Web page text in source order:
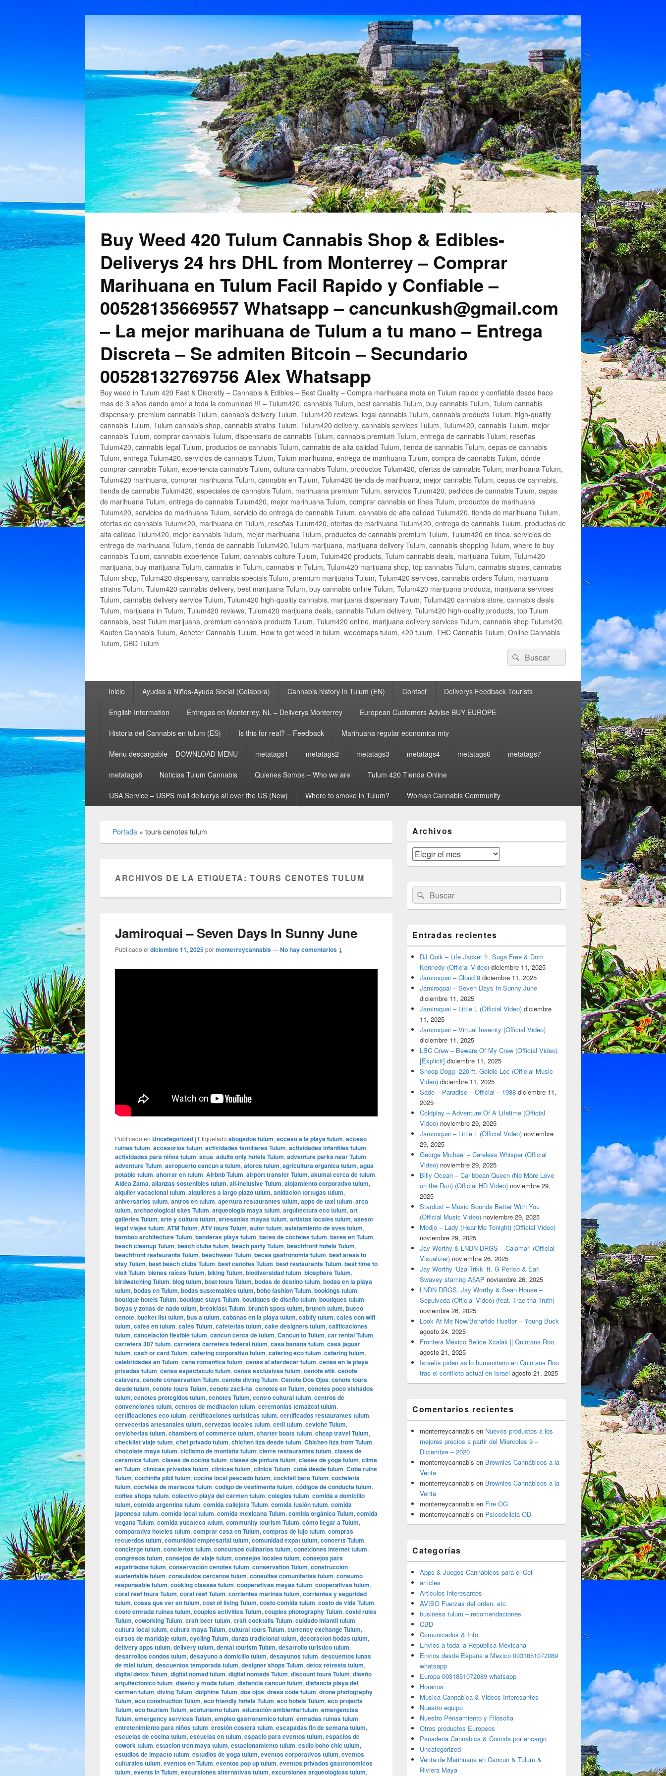
Buy Weed 420 Tulum Cannabis Shop & Edibles-
Deliverys 24 hrs DHL from Monterrey – Comprar
Marihuana en Tulum Facil Rapido y Confiable –
00528135669557 Whatsapp – cancunkush@gmail.com
– La mejor marihuana de Tulum a tu mano – Entrega
Discreta – Se admiten Bitcoin – Secundario
00528132769756 Alex Whatsapp
Buy weed in Tulum 420 Fast & Discretly – Cannabis & Edibles – Best Quality – Compra marihuana mota en Tulum rapido y confiable desde hace
mas de 3 años dando amor a toda la comunidad !!! – Tulum420, cannabis Tulum, best cannabis Tulum, buy cannabis Tulum, Tulum cannabis
dispensary, premium cannabis Tulum, cannabis delivery Tulum, Tulum420 reviews, legal cannabis Tulum, cannabis products Tulum, high-quality
cannabis Tulum, Tulum cannabis shop, cannabis strains Tulum, Tulum420 delivery, cannabis services Tulum, Tulum420, cannabis Tulum, mejor
cannabis Tulum, comprar cannabis Tulum, dispensario de cannabis Tulum, cannabis premium Tulum, entrega de cannabis Tulum, reseñas
Tulum420, cannabis legal Tulum, productos de cannabis Tulum, cannabis de alta calidad Tulum, tienda de cannabis Tulum, cepas de cannabis
Tulum, entrega Tulum420, servicios de cannabis Tulum, Tulum marihuana, entrega de marihuana Tulum, compra de cannabis Tulum, dónde
comprar cannabis Tulum, experiencia cannabis Tulum, cultura cannabis Tulum, productos Tulum420, ofertas de cannabis Tulum, marihuana Tulum,
Tulum420 marihuana, comprar marihuana Tulum, cannabis en Tulum, Tulum420 tienda de marihuana, mejor cannabis Tulum, cepas de cannabis,
tienda de cannabis Tulum420, especiales de cannabis Tulum, marihuana premium Tulum, servicios Tulum420, pedidos de cannabis Tulum, cepas
de marihuana Tulum, entrega de cannabis Tulum420, mejor marihuana Tulum, comprar cannabis en línea Tulum, productos de marihuana
Tulum420, servicios de marihuana Tulum, servicio de entrega de cannabis Tulum, cannabis de alta calidad Tulum420, tienda de marihuana Tulum,
ofertas de cannabis Tulum420, marihuana en Tulum, reseñas Tulum420, ofertas de marihuana Tulum420, entrega de cannabis Tulum, productos de
alta calidad Tulum420, mejor cannabis Tulum, mejor marihuana Tulum, productos de cannabis premium Tulum, Tulum420 en línea, servicios de
entrega de marihuana Tulum, tienda de cannabis Tulum420,Tulum marijuana, marijuana delivery Tulum, cannabis shopping Tulum, where to buy
cannabis Tulum, cannabis experience Tulum, cannabis culture Tulum, Tulum420 products, Tulum cannabis deals, marijuana Tulum, Tulum420
marijuana, buy marijuana Tulum, cannabis in Tulum, cannabis in Tulum, Tulum420 marijuana shop, top cannabis Tulum, cannabis strains, cannabis
Tulum shop, Tulum420 dispensary, cannabis specials Tulum, premium marijuana Tulum, Tulum420 services, cannabis orders Tulum, marijuana
strains Tulum, Tulum420 cannabis delivery, best marijuana Tulum, buy cannabis online Tulum, Tulum420 marijuana products, marijuana services
Tulum, cannabis delivery service Tulum, Tulum420 high-quality cannabis, marijuana dispensary Tulum, Tulum420 cannabis store, cannabis deals
Tulum, marijuana in Tulum, Tulum420 reviews, Tulum420 marijuana deals, cannabis Tulum delivery, Tulum420 high-quality products, top Tulum
cannabis, best Tulum marijuana, premium cannabis products Tulum, Tulum420 online, marijuana delivery services Tulum, cannabis shop Tulum420,
Kaufen Cannabis Tulum, Acheter Cannabis Tulum, How to get weed in tulum, weedmaps tulum, 420 tulum, THC Cannabis Tulum, Online Cannabis
Tulum, CBD Tulum
Buscar
por:
Buscar
principalInicio Ayudas a Niños-Ayuda Social (Colabora) Cannabis history in Tulum (EN) Contact Deliverys Feedback Tourists
English Information Entregas en Monterrey, NL – Deliverys Monterrey European Customers Advise BUY EUROPE
Historia del Cannabis en tulum (ES) Is this for real? – Feedback Marihuana regular economica mty
Menu descargable – DOWNLOAD MENU metatags1 metatags2 metatags3 metatags4 metatags6 metatags7
metatags8 Noticias Tulum Cannabis Quienes Somos – Who we are Tulum 420 Tienda Online
USA Service – USPS mail deliverys all over the US (New) Where to smoke in Tulum? Woman Cannabis Community
Portada » tours cenotes tulum
ARCHIVOS DE LA ETIQUETA:TOURS CENOTES TULUM
Jamiroquai – Seven Days In Sunny June
Publicado el diciembre 11, 2025pormonterreycannabis—No hay comentarios ↓
Publicado en Uncategorized | Etiquetado abogados tulum, acceso a la playa tulum, acceso
ruinas tulum, accesorios tulum, actividades familiares Tulum, actividades infantiles tulum,
actividades para niños tulum, acua, adults only hotels Tulum, adventure parks near Tulum,
adventure Tulum, aeropuerto cancun a tulum, aforos tulum, agricultura organica tulum, agua
potable tulum, ahorrar en tulum, Airbnb Tulum, airport transfer Tulum, akumal cerca de tulum,
Aldea Zama, alianzas sostenibles tulum, all-inclusive Tulum, alojamiento corporativo tulum,
alquiler vacacional tulum, alquileres a largo plazo tulum, anidacion tortugas tulum,
aniversarios tulum, antros en tulum, apertura restaurantes tulum, apps de taxi tulum, arca
tulum, archaeological sites Tulum, arqueologia maya tulum, arquitectura eco tulum, art
galleries Tulum, arte y cultura tulum, artesanias mayas tulum, artistas locales tulum, asesor
legal viajes tulum, ATM Tulum, ATV tours Tulum, autor tulum, avistamiento de aves tulum,
bamboo architecture Tulum, banderas playa tulum, bares de cocteles tulum, bares en Tulum,
beach cleanup Tulum, beach clubs tulum, beach party Tulum, beachfront hotels Tulum,
beachfront restaurants Tulum, beachwear Tulum, becas gastronomia tulum, best areas to
stay Tulum, best beach clubs Tulum, best cenotes Tulum, best restaurants Tulum, best time to
visit Tulum, bienes raíces Tulum, biking Tulum, biodiversidad tulum, biosphere Tulum,
birdwatching Tulum, blog tulum, boat tours Tulum, bodas de destino tulum, bodas en la playa
tulum, bodas en Tulum, bodas sustentables tulum, boho fashion Tulum, bookings tulum,
boutique hotels Tulum, boutique stays Tulum, boutiques de diseño tulum, boutiques tulum,
boyas y zonas de nado tulum, breakfast Tulum, brunch spots tulum, brunch tulum, buceo
cenote, bucket list tulum, bus a tulum, cabanas en la playa tulum, cabify tulum, cafes con wifi
tulum, cafes en tulum, cafes Tulum, cafeterias tulum, cake designers tulum, calificaciones
tulum, cancelacion flexible tulum, cancun cerca de tulum, Cancun to Tulum, car rental Tulum,
carretera 307 tulum, carretera carretera federal tulum, casa banana tulum, casa jaguar
tulum, cash or card Tulum, catering corporativo tulum, catering eco tulum, catering tulum,
celebridades en Tulum, cena romantica tulum, cenas al atardecer tulum, cenas en la playa
privadas tulum, cenas espectaculo tulum, cenas exclusivas tulum, cenote atik, cenote
calavera, cenote conservation Tulum, cenote diving Tulum, Cenote Dos Ojos, cenote tours
desde tulum, cenote tours Tulum, cenote zacil-ha, cenotes en Tulum, cenotes poco visitados
tulum, cenotes protegidos tulum, cenotes Tulum, centro cultural tulum, centros de
convenciones tulum, centros de meditacion tulum, ceremonias temazcal tulum,
certificaciones eco tulum, certificaciones turisticas tulum, certificados restaurantes tulum,
cervecerias artesanales tulum, cervezas locales tulum, cetli tulum, ceviche Tulum,
cevicherias tulum, chambers of commerce tulum, charter boats tulum, cheap travel Tulum,
checklist viaje tulum, chef privado tulum, chichen itza desde tulum, Chichen Itza from Tulum,
chocolate maya tulum, ciclismo de montaña tulum, cierre restaurantes tulum, clases de
ceramica tulum, clases de cocina tulum, clases de pintura tulum, clases de yoga tulum, clima
en Tulum, clinicas privadas tulum, clinicas tulum, clinics Tulum, cobá desde tulum, Coba ruins
Tulum, cochinita pibil tulum, cocina local pescado tulum, cocktail bars Tulum, cocteleria
tulum, cocteles de mariscos tulum, codigo de vestimenta tulum, códigos de conducta tulum,
coffee shops tulum, colectivo playa del carmen tulum, colegios tulum, comida a domicilio
tulum, comida argentina tulum, comida callejera Tulum, comida fusión tulum, comida
japonesa tulum, comida local tulum, comida mexicana Tulum, comida orgánica Tulum, comida
vegana Tulum, comida yucateca tulum, community tourism Tulum, cómo llegar a Tulum,
comparativa hoteles tulum, comprar casa en Tulum, compras de lujo tulum, compras
recuerdos tulum, comunidad empresarial tulum, comunidad expat tulum, concerts Tulum,
concierge tulum, conciertos tulum, concursos culinarios tulum, conexiones internet tulum,
congresos tulum, consejos de viaje tulum, consejos locales tulum, consejos para
expatriados tulum, conservación cenotes tulum, conservation Tulum, construccion
sustentable tulum, consulados cercanos tulum, consultas comunitarias tulum, consumo
responsable tulum, cooking classes tulum, cooperativas mayas tulum, cooperativas tulum,
coral reef tours Tulum, coral reef Tulum, corrientes marinas tulum, corrientes y seguridad
tulum, cosas que ver en tulum, cost of living Tulum, costo comida tulum, costo de vida Tulum,
costo entrada ruinas tulum, couples activities Tulum, couples photography Tulum, covid rules
Tulum, coworking Tulum, craft beer tulum, craft cocktails Tulum, cuidado infantil tulum,
cultura local tulum, cultura maya Tulum, cultural tours Tulum, currency exchange Tulum,
cursos de maridaje tulum, cycling Tulum, danza tradicional tulum, decoracion bodas tulum,
delivery apps tulum, delivery tulum, dental tourism Tulum, desarrollo turistico tulum,
desarrollos condos tulum, desayuno a domicilio tulum, desayunos tulum, descuentos lunas
de miel tulum, descuentos temporada tulum, designer shops Tulum, detox retreats tulum,
digital detox Tulum, digital nomad tulum, digital nomads Tulum, discount tours Tulum, diseño
arquitectonico tulum, diseño y moda tulum, distancia cancun tulum, distancia playa del
carmen tulum, diving Tulum, dolphins Tulum, dos ojos, dress code tulum, drone photography
Tulum, eco construction Tulum, eco friendly hotels Tulum, eco hotels Tulum, eco projects
Tulum, eco tourism Tulum, ecoturismo tulum, educación ambiental tulum, emergencias
Tulum, emergency services Tulum, empleo gastronomico tulum, entradas ruinas tulum,
entretenimiento para niños tulum, erosión costera tulum, escapadas fin de semana tulum,
escuelas de cocina tulum, escuelas en tulum, espacio para eventos tulum, espacios de
cowork tulum, estacion tren maya tulum, estacionamiento tulum, estilo boho chic tulum,
estudios de impacto tulum, estudios de yoga tulum, eventos corporativos tulum, eventos
culturales tulum, eventos en Tulum, eventos pop up tulum, eventos privados gastronomicos
tulum, events in Tulum, excursiones alternativas tulum, excursiones arqueologicas tulum,
área
de
widget
barra
lateral
Archivos
Archivos
Buscar
por:
Buscar
Entradas recientes
DJ Quik – Life Jacket ft. Suga Free & Dom
Kennedy (Official Video) diciembre 11, 2025
Jamiroquai – Cloud 9 diciembre 11, 2025
Jamiroquai – Seven Days In Sunny June
diciembre 11, 2025
Jamiroquai – Little L (Official Video) diciembre
11, 2025
Jamiroquai – Virtual Insanity (Official Video)
diciembre 11, 2025
LBC Crew – Beware Of My Crew (Official Video)
[Explicit] diciembre 11, 2025
Snoop Dogg- 220 ft. Goldie Loc (Official Music
Video) diciembre 11, 2025
Sade – Paradise – Official – 1988 diciembre 11,
2025
Coldplay – Adventure Of A Lifetime (Official
Video) noviembre 29, 2025
Jamiroquai – Little L (Official Video) noviembre
29, 2025
George Michael – Careless Whisper (Official
Video) noviembre 29, 2025
Billy Ocean – Caribbean Queen (No More Love
on the Run) (Official HD Video) noviembre 29,
2025
Stardust – Music Sounds Better With You
(Official Music Video) noviembre 29, 2025
Modjo – Lady (Hear Me Tonight) (Official Video)
noviembre 29, 2025
Jay Worthy & LNDN DRGS – Calamari (Official
Visualizer) noviembre 26, 2025
Jay Worthy ‘Uza Trikk’ ft. G Perico & Earl
Swavey starring A$AP noviembre 26, 2025
LNDN DRGS, Jay Worthy & Sean House –
Sepulveda (Official Video) (feat. Trae tha Truth)
noviembre 26, 2025
Look At Me Now/Bonafide Hustler – Young Buck
agosto 24, 2025
Frontera México Belice Xcalak || Quintana Roo.
agosto 21, 2025
Israelís piden asilo humanitario en Quintana Roo
tras el conflicto actual en Israel agosto 21, 2025
Comentarios recientes
monterreycannabis en Nuevos productos a los
mejores precios a partir del Miercoles 9 –
Diciembre – 2020
monterreycannabis en Brownies Cannábicos a la
Venta
monterreycannabis en Brownies Cannábicos a la
Venta
monterreycannabis en Fire OG
monterreycannabis en Psicodelicia OD
Categorías
Apps & Juegos Cannabicos para el Cel
articles
Articulos interesantes
AVISO Fuerzas del orden, etc.
business tulum – recomendaciones
CBD
Comunicados & Info
Envios a toda la Republica Mexicana
Envios desde España a Mexico 0031851072089
whatsapp
Europa 0031851072089 whatsapp
Horarios
Musica Cannabica & Videos Interesantes
Nuestro equipo
Nuestro Pensamiento y Filosofia
Otros productos Europeos
Panaderia Cannabica & Comida por encargo
Uncategorized
Venta de Marihuana en Cancun & Tulum &
Riviera Maya